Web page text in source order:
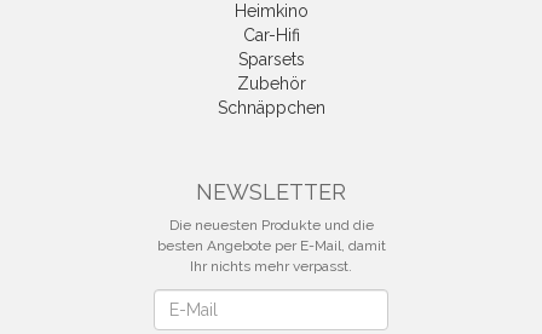
Heimkino
Car-Hifi
Sparsets
Zubehör
Schnäppchen
NEWSLETTER
Die neuesten Produkte und die
besten Angebote per E-Mail, damit
Ihr nichts mehr verpasst.